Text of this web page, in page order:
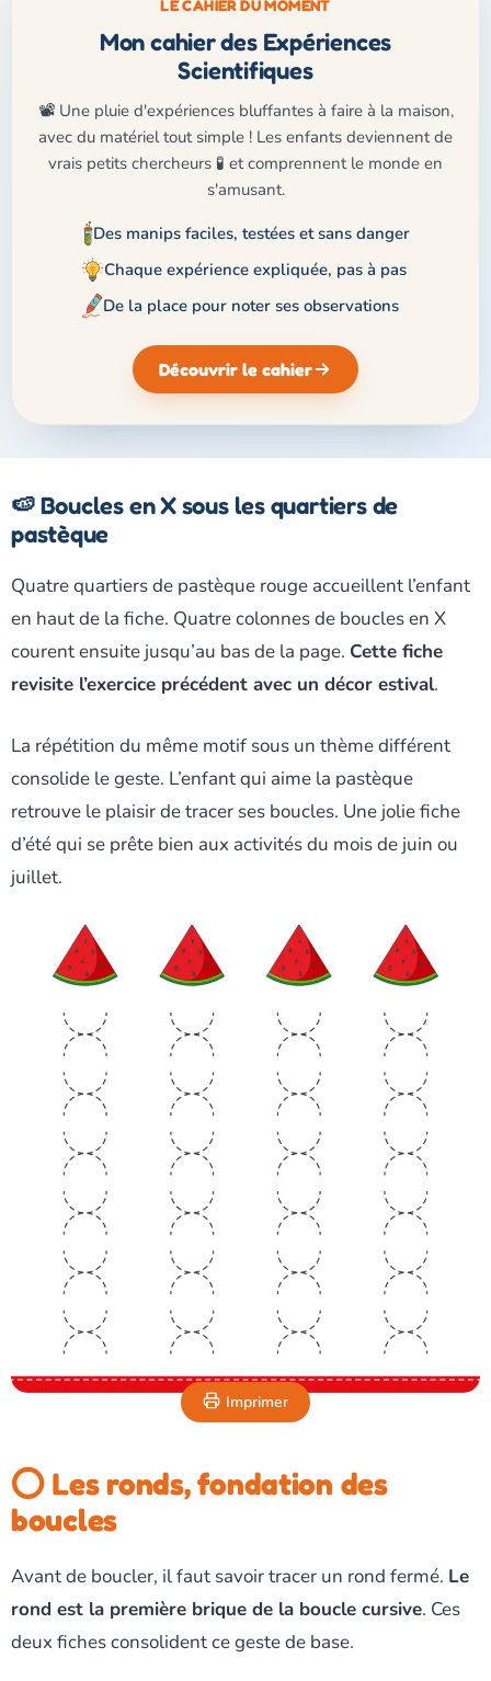
LE CAHIER DU MOMENT
Mon cahier des Expériences
Scientifiques
📽️ Une pluie d'expériences bluffantes à faire à la maison,
avec du matériel tout simple ! Les enfants deviennent de
vrais petits chercheurs 🧪 et comprennent le monde en
s'amusant.
Des manips faciles, testées et sans danger
Chaque expérience expliquée, pas à pas
De la place pour noter ses observations
Découvrir le cahier
🍉 Boucles en X sous les quartiers de
pastèque
Quatre quartiers de pastèque rouge accueillent l’enfant
en haut de la fiche. Quatre colonnes de boucles en X
courent ensuite jusqu’au bas de la page. Cette fiche
revisite l’exercice précédent avec un décor estival.
La répétition du même motif sous un thème différent
consolide le geste. L’enfant qui aime la pastèque
retrouve le plaisir de tracer ses boucles. Une jolie fiche
d’été qui se prête bien aux activités du mois de juin ou
juillet.
Imprimer
⭕ Les ronds, fondation des
boucles
Avant de boucler, il faut savoir tracer un rond fermé. Le
rond est la première brique de la boucle cursive. Ces
deux fiches consolident ce geste de base.